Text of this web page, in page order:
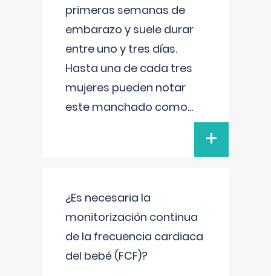
primeras semanas de
embarazo y suele durar
entre uno y tres días.
Hasta una de cada tres
mujeres pueden notar
este manchado como...
+
¿Es necesaria la
monitorización continua
de la frecuencia cardiaca
del bebé (FCF)?